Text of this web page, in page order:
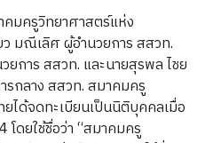
มครูวิทยาศาสตร์แห่ง
ว มณีเลิศ ผู้อำนวยการ สสวท.
ยการ สสวท. และนายสุรพล ไชย
รกลาง สสวท. สมาคมครู
ได้จดทะเบียนเป็นนิติบุคคลเมื่อ
ดยใช้ชื่อว่า “สมาคมครู